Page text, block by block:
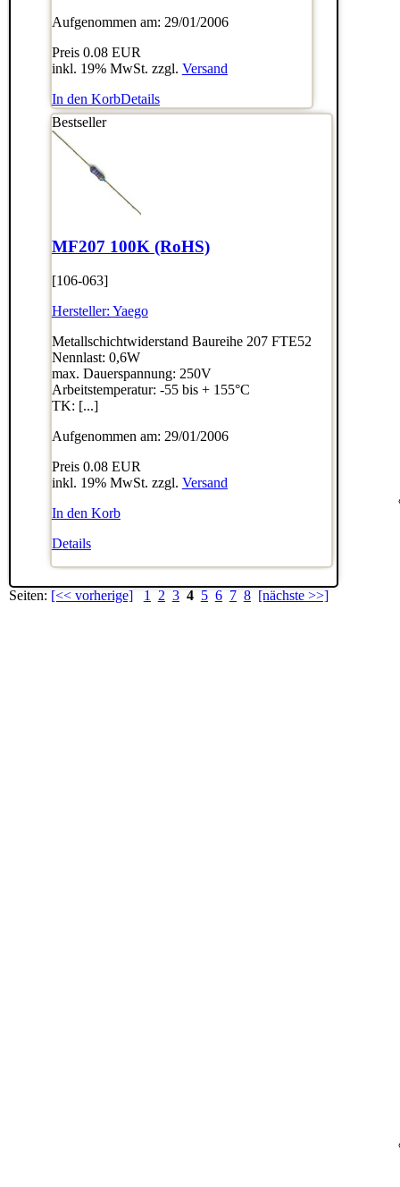
Aufgenommen am: 29/01/2006
Preis 0.08 EUR
inkl. 19% MwSt. zzgl. Versand
In den KorbDetails
Bestseller
MF207 100K (RoHS)
[106-063]
Hersteller: Yaego
Metallschichtwiderstand Baureihe 207 FTE52
Nennlast: 0,6W
max. Dauerspannung: 250V
Arbeitstemperatur: -55 bis + 155°C
TK: [...]
Aufgenommen am: 29/01/2006
Preis 0.08 EUR
inkl. 19% MwSt. zzgl. Versand
In den Korb
Details
Seiten: [<< vorherige] 1 2 3 4 5 6 7 8 [nächste >>]